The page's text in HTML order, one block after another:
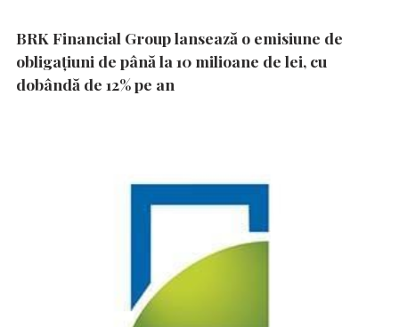
BRK Financial Group lansează o emisiune de
obligațiuni de până la 10 milioane de lei, cu
dobândă de 12% pe an